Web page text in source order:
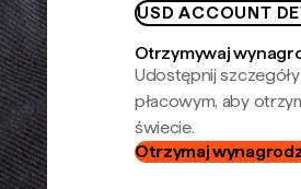
USD ACCOUNT
Otrzymywaj
Udostępnij
płacowym, aby
świecie.
Otrzymaj